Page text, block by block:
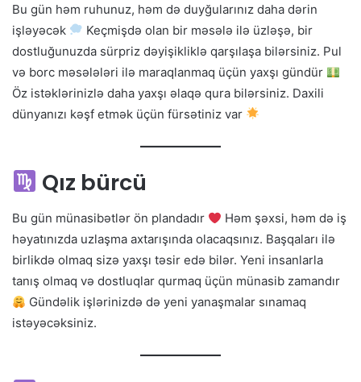
Bu gün həm ruhunuz, həm də duyğularınız daha dərin
işləyəcək
Keçmişdə olan bir məsələ ilə üzləşə, bir
dostluğunuzda sürpriz dəyişikliklə qarşılaşa bilərsiniz. Pul
və borc məsələləri ilə maraqlanmaq üçün yaxşı gündür
Öz istəklərinizlə daha yaxşı əlaqə qura bilərsiniz. Daxili
dünyanızı kəşf etmək üçün fürsətiniz var
Qız bürcü
Bu gün münasibətlər ön plandadır
Həm şəxsi, həm də iş
həyatınızda uzlaşma axtarışında olacaqsınız. Başqaları ilə
birlikdə olmaq sizə yaxşı təsir edə bilər. Yeni insanlarla
tanış olmaq və dostluqlar qurmaq üçün münasib zamandır
Gündəlik işlərinizdə də yeni yanaşmalar sınamaq
istəyəcəksiniz.